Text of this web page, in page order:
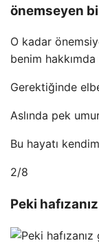
önemseyen
O kadar
benim
Gerektiğinde
Aslında pek
Bu hayatı
2/8
Peki